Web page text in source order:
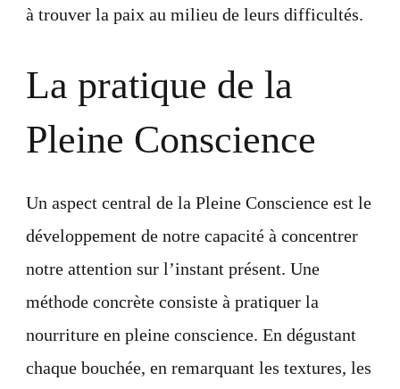
à trouver la paix au milieu de leurs difficultés.
La pratique de la
Pleine Conscience
Un aspect central de la Pleine Conscience est le
développement de notre capacité à concentrer
notre attention sur l’instant présent. Une
méthode concrète consiste à pratiquer la
nourriture en pleine conscience. En dégustant
chaque bouchée, en remarquant les textures, les